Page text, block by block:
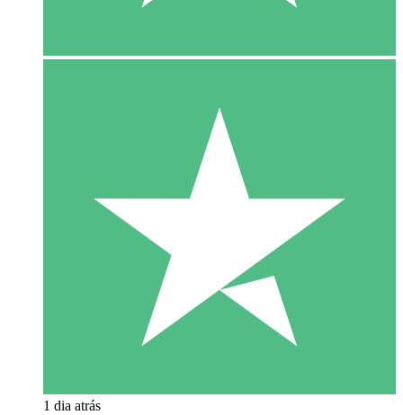
1 dia atrás